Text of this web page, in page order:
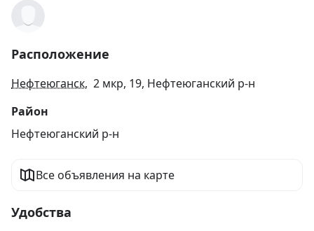
Расположение
Нефтеюганск, 2 мкр, 19, Нефтеюганский р-н
Район
Нефтеюганский р-н
Все объявления на карте
Удобства